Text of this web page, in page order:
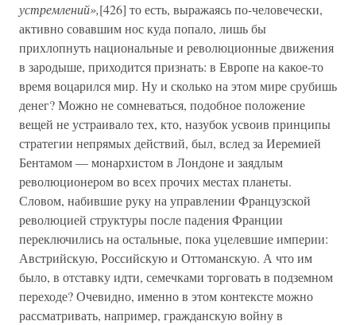
устремлений»,[426] то есть, выражаясь по-человечески,
активно совавшим нос куда попало, лишь бы
прихлопнуть национальные и революционные движения
в зародыше, приходится признать: в Европе на какое-то
время воцарился мир. Ну и сколько на этом мире срубишь
денег? Можно не сомневаться, подобное положение
вещей не устраивало тех, кто, назубок усвоив принципы
стратегии непрямых действий, был, вслед за Иеремией
Бентамом — монархистом в Лондоне и заядлым
революционером во всех прочих местах планеты.
Словом, набившие руку на управлении Французской
революцией структуры после падения Франции
переключились на остальные, пока уцелевшие империи:
Австрийскую, Российскую и Оттоманскую. А что им
было, в отставку идти, семечками торговать в подземном
переходе? Очевидно, именно в этом контексте можно
рассматривать, например, гражданскую войну в